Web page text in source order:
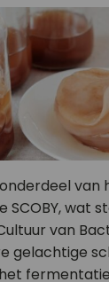
van
SCOBY, wat
van
gelachtige